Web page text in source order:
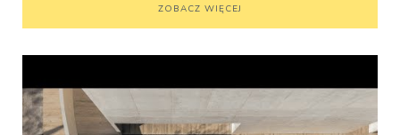
ZOBACZ WIĘCEJ